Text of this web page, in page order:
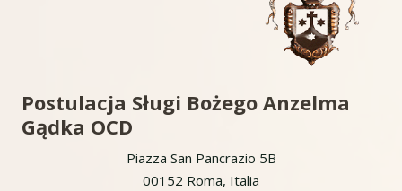
Postulacja Sługi Bożego Anzelma
Gądka OCD
Piazza San Pancrazio 5B
00152 Roma, Italia